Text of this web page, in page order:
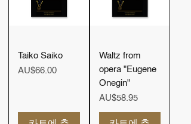
Taiko Saiko
가격
AU$66.00
Waltz from
opera "Eugene
Onegin"
가격
AU$58.95